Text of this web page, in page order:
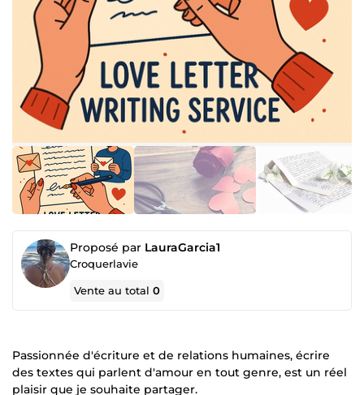
Proposé par LauraGarcia1
Croquerlavie
Vente au total0
Passionnée d'écriture et de relations humaines, écrire
des textes qui parlent d'amour en tout genre, est un réel
plaisir que je souhaite partager.